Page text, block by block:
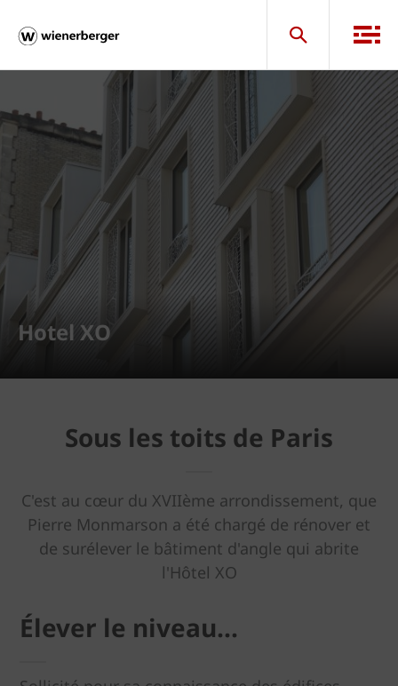
Hotel XO
Sous les toits de Paris
C'est au cœur du XVIIème arrondissement, que
Pierre Monmarson a été chargé de rénover et
de surélever le bâtiment d'angle qui abrite
l'Hôtel XO
Élever le niveau...